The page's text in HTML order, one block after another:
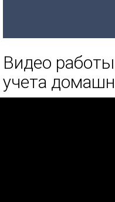
Видео
учета